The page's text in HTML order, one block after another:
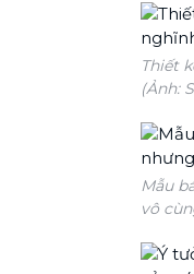
Thiết
(Ảnh:
Mẫu
vô